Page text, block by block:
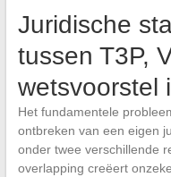
Juridische
tussen T3P,
wetsvoorstel
Het fundamentele
ontbreken van een eigen
onder twee verschillende
overlapping creëert